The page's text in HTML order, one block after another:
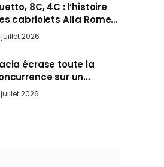
8C, 4C : l’histoire
cabriolets Alfa Romeo,
Spider qui ont défini
de rouler cheveux au
juillet 2026
écrase toute la
sur un
où personne ne
juillet 2026